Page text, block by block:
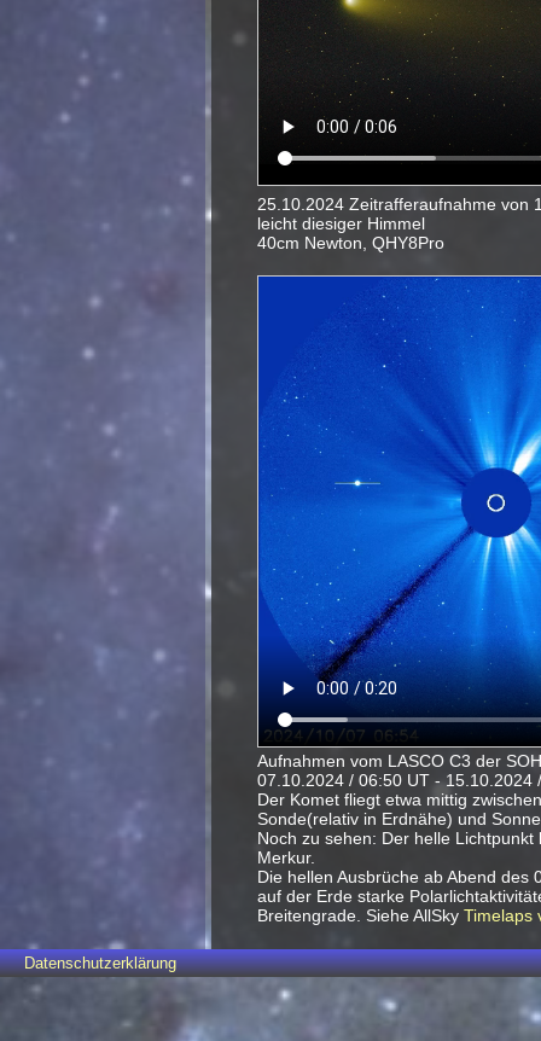
25.10.2024 Zeitrafferaufnahme von
leicht diesiger Himmel
40cm Newton, QHY8Pro
Aufnahmen vom LASCO C3 der
07.10.2024 / 06:50 UT - 15.10.2024
Der Komet fliegt etwa mittig
Sonde(relativ in Erdnähe) und
Noch zu sehen: Der helle Lichtpunkt
Merkur.
Die hellen Ausbrüche ab Abend des
auf der Erde starke
Breitengrade. Siehe AllSkyTimelaps
Datenschutzerklärung